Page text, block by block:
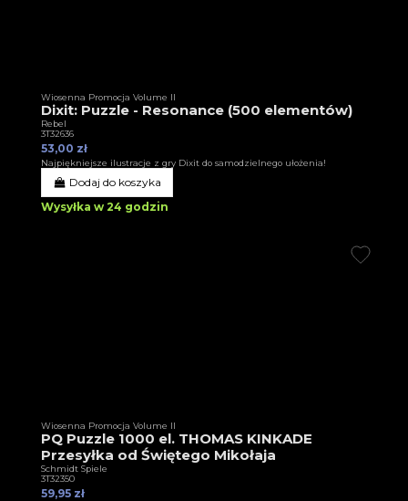
Wiosenna Promocja Volume II
Dixit: Puzzle - Resonance (500 elementów)
Rebel
3T32636
53,00 zł
Najpiękniejsze ilustracje z gry Dixit do samodzielnego ułożenia!
Dodaj do koszyka
Wysyłka w 24 godzin
Wiosenna Promocja Volume II
PQ Puzzle 1000 el. THOMAS KINKADE
Przesyłka od Świętego Mikołaja
Schmidt Spiele
3T32350
59,95 zł